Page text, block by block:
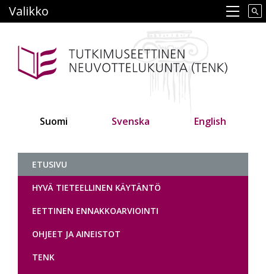
pääsisältöön
Main navigation
Valikko
Suomi Svenska English
Tutkimuseettinen
ETUSIVU
HYVÄ TIETEELLINEN KÄYTÄNTÖ
EETTINEN ENNAKKOARVIOINTI
OHJEET JA AINEISTOT
TENK